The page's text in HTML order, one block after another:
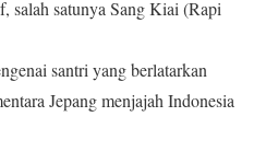
salah satunya Sang Kiai (Rapi
santri yang berlatarkan
Jepang menjajah Indonesia